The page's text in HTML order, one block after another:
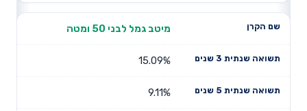
מיטב גמל לבני 50 ומטה
15.09%
9.11%